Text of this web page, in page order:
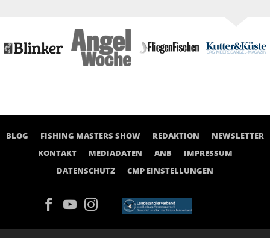
BLOG FISHING MASTERS SHOW REDAKTION
NEWSLETTER
KONTAKT
MEDIADATEN ANB
IMPRESSUM
DATENSCHUTZ
CMP EINSTELLUNGEN